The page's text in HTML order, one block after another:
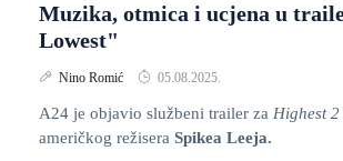
Muzika, otmica i ucjena u
Lowest"
Nino Romić 05.08.2025.
A24 je objavio službeni trailer za Highest 2
američkog režisera Spikea Leeja.